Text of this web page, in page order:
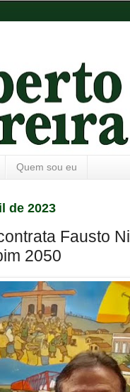
Quem sou eu
de 2023
Fausto
2050